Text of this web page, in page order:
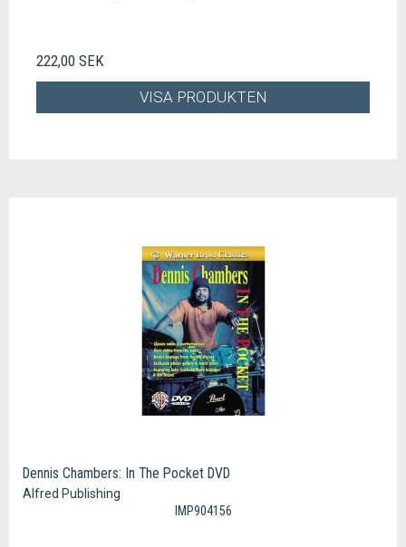
222,00 SEK
VISA PRODUKTEN
Dennis Chambers: In The Pocket DVD
Alfred Publishing
IMP904156